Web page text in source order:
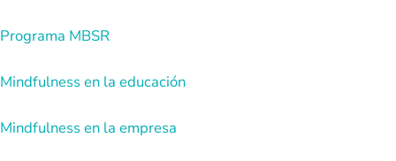
Programa MBSR
Mindfulness en la educación
Mindfulness en la empresa